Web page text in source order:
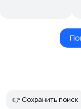
👉 Сохранить поиск